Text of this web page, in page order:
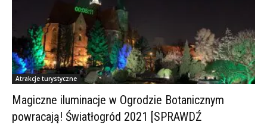
Atrakcje turystyczne
Magiczne iluminacje w Ogrodzie Botanicznym
powracają! Światłogród 2021 [SPRAWDŹ